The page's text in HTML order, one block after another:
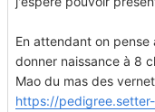
En attendant on
donner naissance à 8
Mao du mas des
https://